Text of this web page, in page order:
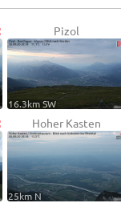
Pizol
16.3km SW
Hoher Kasten
25km N